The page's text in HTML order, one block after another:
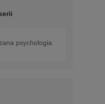
psychologia